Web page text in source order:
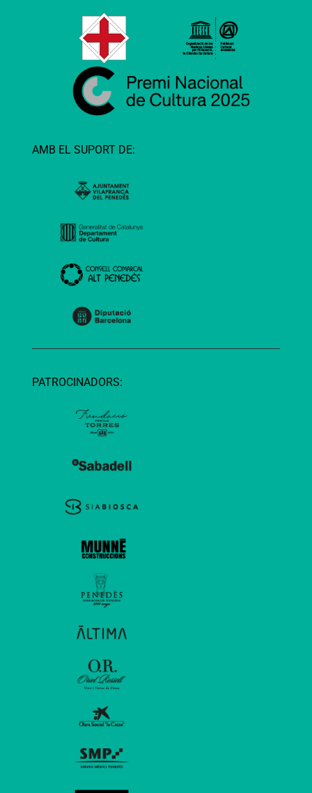
AMB EL SUPORT DE:
PATROCINADORS: